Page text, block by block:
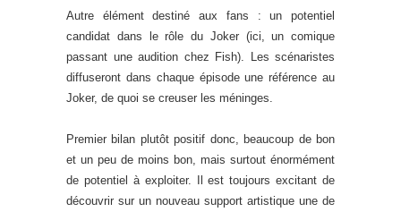
Autre élément destiné aux fans : un potentiel
candidat dans le rôle du Joker (ici, un comique
passant une audition chez Fish). Les scénaristes
diffuseront dans chaque épisode une référence au
Joker, de quoi se creuser les méninges.
Premier bilan plutôt positif donc, beaucoup de bon
et un peu de moins bon, mais surtout énormément
de potentiel à exploiter. Il est toujours excitant de
découvrir sur un nouveau support artistique une de